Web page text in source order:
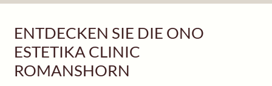
ENTDECKEN SIE DIE ONO
ESTETIKA CLINIC
ROMANSHORN